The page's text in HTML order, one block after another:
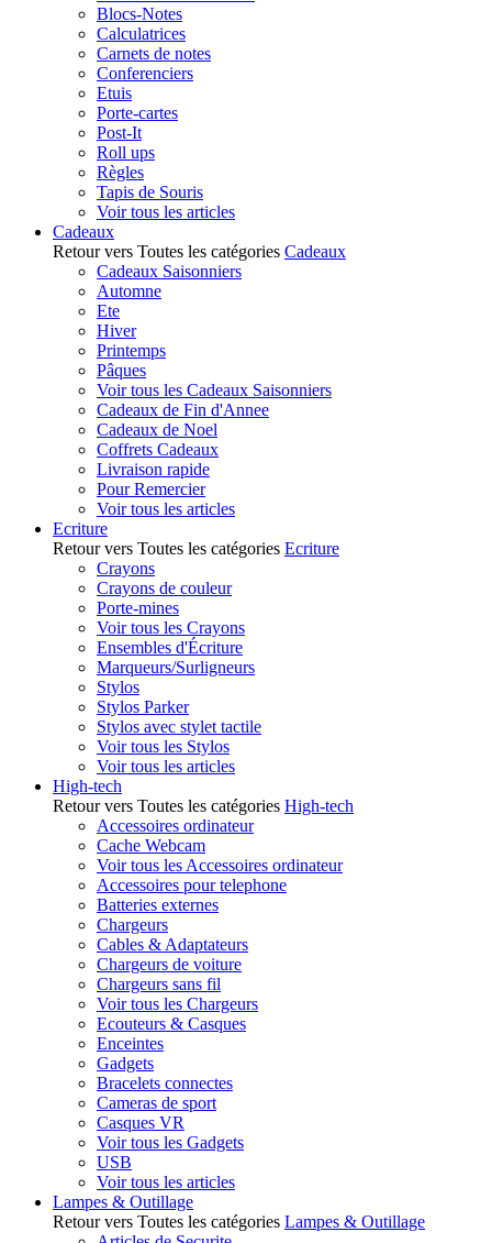
Blocs-Notes
Calculatrices
Carnets de notes
Conferenciers
Etuis
Porte-cartes
Post-It
Roll ups
Règles
Tapis de Souris
Voir tous les articles
Cadeaux
Retour vers Toutes les catégories Cadeaux
Cadeaux Saisonniers
Automne
Ete
Hiver
Printemps
Pâques
Voir tous les Cadeaux Saisonniers
Cadeaux de Fin d'Annee
Cadeaux de Noel
Coffrets Cadeaux
Livraison rapide
Pour Remercier
Voir tous les articles
Ecriture
Retour vers Toutes les catégories Ecriture
Crayons
Crayons de couleur
Porte-mines
Voir tous les Crayons
Ensembles d'Écriture
Marqueurs/Surligneurs
Stylos
Stylos Parker
Stylos avec stylet tactile
Voir tous les Stylos
Voir tous les articles
High-tech
Retour vers Toutes les catégories High-tech
Accessoires ordinateur
Cache Webcam
Voir tous les Accessoires ordinateur
Accessoires pour telephone
Batteries externes
Chargeurs
Cables & Adaptateurs
Chargeurs de voiture
Chargeurs sans fil
Voir tous les Chargeurs
Ecouteurs & Casques
Enceintes
Gadgets
Bracelets connectes
Cameras de sport
Casques VR
Voir tous les Gadgets
USB
Voir tous les articles
Lampes & Outillage
Retour vers Toutes les catégories Lampes & Outillage